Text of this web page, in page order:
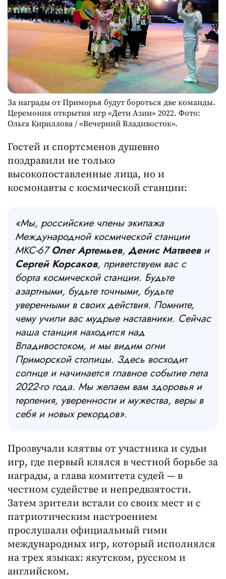
За награды от Приморья будут бороться две команды.
Церемония открытия игр «Дети Азии» 2022. Фото:
Ольга Кириллова / «Вечерний Владивосток».
Гостей и спортсменов душевно
поздравили не только
высокопоставленные лица, но и
космонавты с космической станции:
«Мы, российские члены экипажа
Международной космической станции
МКС-67Олег Артемьев, Денис Матвееви
Сергей Корсаков, приветствуем вас с
борта космической станции. Будьте
азартными, будьте точными, будьте
уверенными в своих действия. Помните,
чему учили вас мудрые наставники. Сейчас
наша станция находится над
Владивостоком, и мы видим огни
Приморской столицы. Здесь восходит
солнце и начинается главное событие лета
2022-го года. Мы желаем вам здоровья и
терпения, уверенности и мужества, веры в
себя и новых рекордов».
Прозвучали клятвы от участника и судьи
игр, где первый клялся в честной борьбе за
награды, а глава комитета судей — в
честном судействе и непредвзятости.
Затем зрители встали со своих мест и с
патриотическим настроением
прослушали официальный гимн
международных игр, который исполнялся
на трех языках: якутском, русском и
английском.